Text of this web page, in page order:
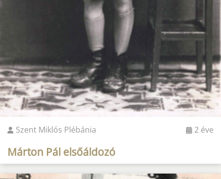
Szent Miklós Plébánia 2 éve
Márton Pál elsőáldozó